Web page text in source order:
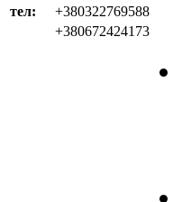
тел:
+380322769588
+380672424173